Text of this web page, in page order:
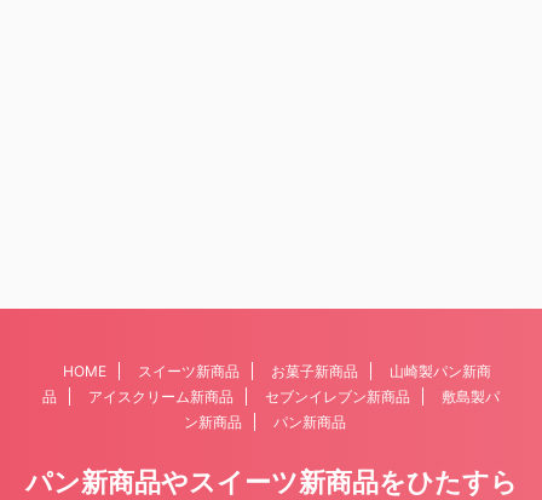
HOME スイーツ新商品 お菓子新商品
山崎製パン新商
品
アイスクリーム新商品 セブンイレブン新商品
敷島製パ
ン新商品
パン新商品
パン新商品やスイーツ新商品をひたすら